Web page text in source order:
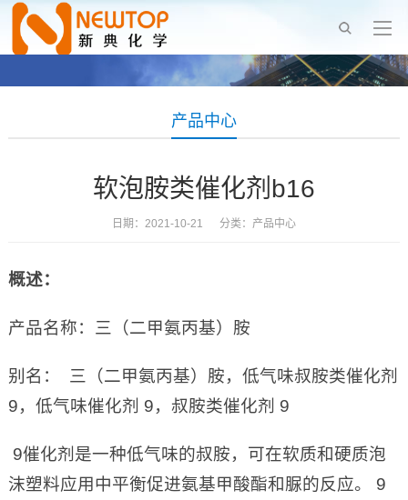
产品中心
软泡胺类催化剂b16
日期：2021-10-21 分类： 产品中心
概述：
产品名称：三（二甲氨丙基）胺
别名： 三（二甲氨丙基）胺，低气味叔胺类催化剂
9，低气味催化剂 9，叔胺类催化剂 9
9催化剂是一种低气味的叔胺，可在软质和硬质泡
沫塑料应用中平衡促进氨基甲酸酯和脲的反应。 9